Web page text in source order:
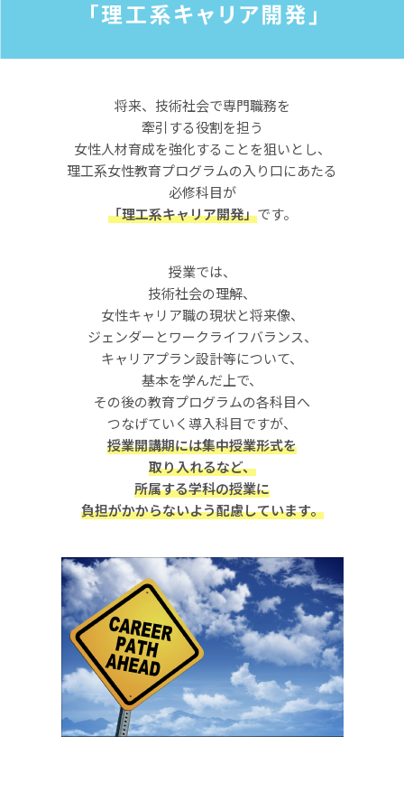
将来、技術社会で専門職務を
牽引する役割を担う
女性人材育成を強化することを狙いとし、
理工系女性教育プログラムの入り口にあたる
必修科目が
「理工系キャリア開発」です。
授業では、
技術社会の理解、
女性キャリア職の現状と将来像、
ジェンダーとワークライフバランス、
キャリアプラン設計等について、
基本を学んだ上で、
その後の教育プログラムの各科目へ
つなげていく導入科目ですが、
授業開講期には集中授業形式を
取り入れるなど、
所属する学科の授業に
負担がかからないよう配慮しています。